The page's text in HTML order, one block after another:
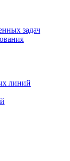
задач
линий